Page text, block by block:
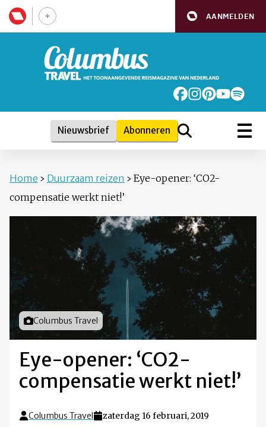
AANMELDEN
Nieuwsbrief Abonneren
Home › Duurzaam reizen › Eye-opener: ‘CO2-
compensatie werkt niet!’
Foto door
Columbus Travel
Eye-opener: ‘CO2-
compensatie werkt niet!’
Columbus Travel
zaterdag 16 februari, 2019